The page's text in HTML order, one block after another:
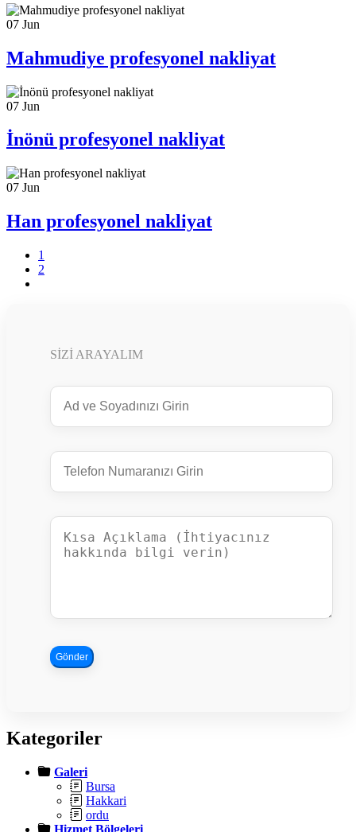
07 Jun
Mahmudiye profesyonel nakliyat
07 Jun
İnönü profesyonel nakliyat
07 Jun
Han profesyonel nakliyat
1
2
SIZI ARAYALIM
Gönder
Kategoriler
Galeri
Bursa
Hakkari
ordu
Hizmet Bölgeleri